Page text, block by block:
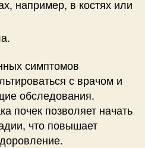
например, в костях или
симптомов
с врачом и
обследования.
почек позволяет начать
что повышает